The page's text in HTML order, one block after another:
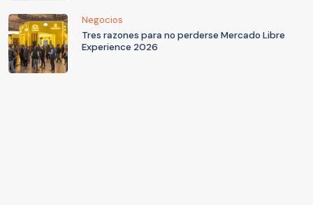
Negocios
Tres razones para no perderse Mercado Libre
Experience 2026